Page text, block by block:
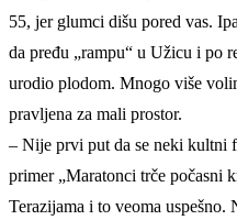
55, jer glumci dišu pored vas.
da pređu „rampu“ u Užicu i po
urodio plodom. Mnogo više
pravljena za mali prostor.
– Nije prvi put da se neki kultni
primer „Maratonci trče počasni
Terazijama i to veoma uspešno.